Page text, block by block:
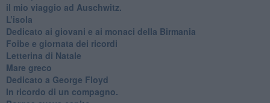
​il mio viaggio ad Auschwitz.
​L’isola
Dedicato ai giovani e ai monaci della Birmania
​Foibe e giornata dei ricordi
Letterina di Natale
Mare greco
​Dedicato a George Floyd
​In ricordo di un compagno.